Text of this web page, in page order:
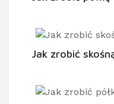
Jak zrobić